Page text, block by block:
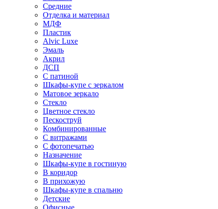
Средние
Отделка и материал
МДФ
Пластик
Alvic Luxe
Эмаль
Акрил
ДСП
С патиной
Шкафы-купе с зеркалом
Матовое зеркало
Стекло
Цветное стекло
Пескоструй
Комбинированные
С витражами
С фотопечатью
Назначение
Шкафы-купе в гостиную
В коридор
В прихожую
Шкафы-купе в спальню
Детские
Офисные